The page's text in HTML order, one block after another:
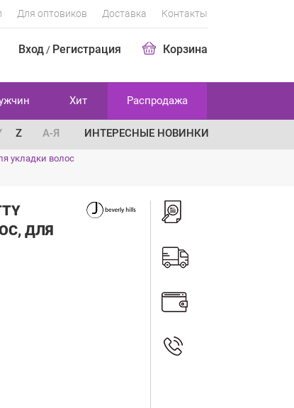
Для оптовиков Доставка Контакты
Вход / Регистрация Корзина
Хит Распродажа
Z А-Я ИНТЕРЕСНЫЕ НОВИНКИ
укладки волос
ДЛЯ